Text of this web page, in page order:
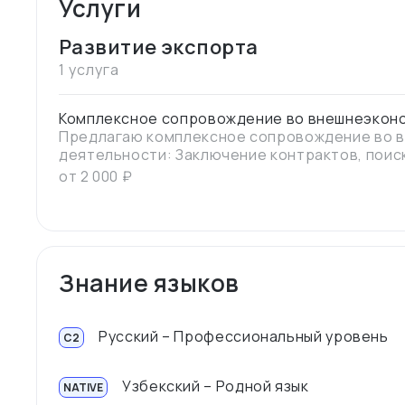
Услуги
Развитие экспорта
1 услуга
Комплексное сопровождение во
Предлагаю комплексное сопровождение во
деятельности: Заключение контрактов,
контрактов, работа с Инкотермс 2020,
от 2 000 ₽
Знание языков
C2 Русский – Профессиональный уровень
NATIVE Узбекский – Родной язык